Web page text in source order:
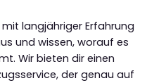
langjähriger Erfahrung
und wissen, worauf es
Wir bieten dir einen
der genau auf